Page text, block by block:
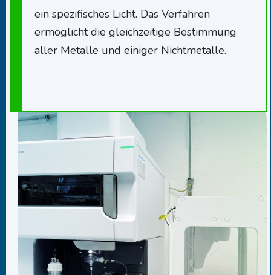
ein spezifisches Licht. Das Verfahren
ermöglicht die gleichzeitige Bestimmung
aller Metalle und einiger Nichtmetalle.